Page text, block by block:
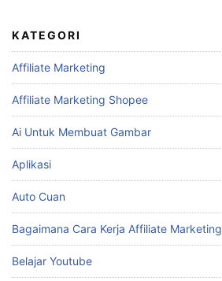
KATEGORI
Affiliate Marketing
Affiliate Marketing Shopee
Ai Untuk Membuat Gambar
Aplikasi
Auto Cuan
Bagaimana Cara Kerja Affiliate Marketing
Belajar Youtube